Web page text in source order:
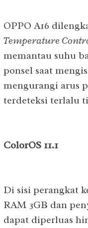
OPPO A16
Temperature
memantau suhu
ponsel saat
mengurangi arus
terdeteksi terlalu
ColorOS 11.1
Di sisi perangkat
RAM 3GB dan
dapat diperluas